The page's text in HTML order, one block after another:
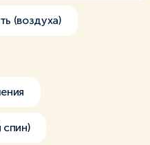
(воздуха)
спин)